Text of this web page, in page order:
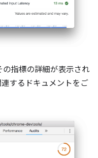
指標の詳細が表示され
するドキュメントをご